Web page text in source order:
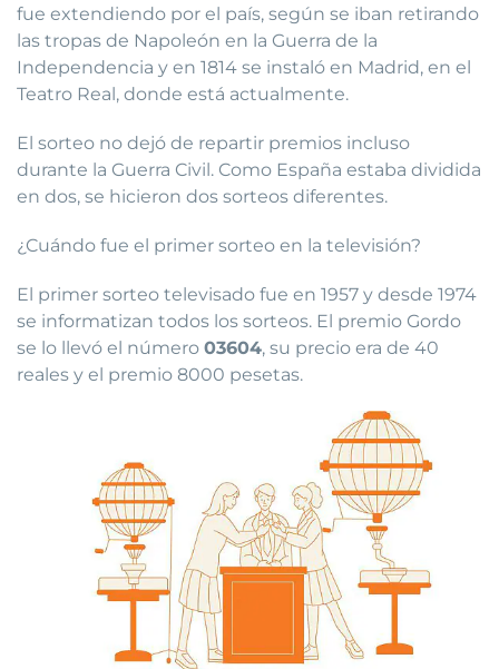
fue extendiendo por el país, según se iban retirando
las tropas de Napoleón en la Guerra de la
Independencia y en 1814 se instaló en Madrid, en el
Teatro Real, donde está actualmente.
El sorteo no dejó de repartir premios incluso
durante la Guerra Civil. Como España estaba dividida
en dos, se hicieron dos sorteos diferentes.
¿Cuándo fue el primer sorteo en la televisión?
El primer sorteo televisado fue en 1957 y desde 1974
se informatizan todos los sorteos. El premio Gordo
se lo llevó el número 03604, su precio era de 40
reales y el premio 8000 pesetas.